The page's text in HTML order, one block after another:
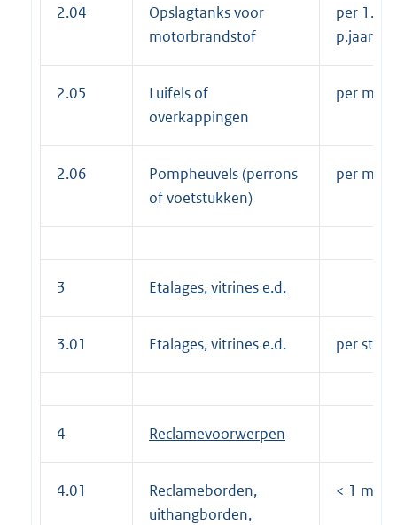
2.04
Opslagtanks voor
motorbrandstof
per
p.jaar
2.05
Luifels of
overkappingen
per m2
2.06
Pompheuvels (perrons
of voetstukken)
per m2
3 Etalages, vitrines e.d.
3.01 Etalages, vitrines e.d. per stuk
4 Reclamevoorwerpen
4.01
Reclameborden,
uithangborden,
< 1 m2